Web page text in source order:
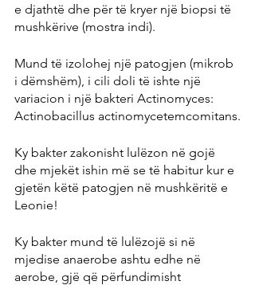
e djathtë dhe për të kryer një biopsi të
mushkërive (mostra indi).
Mund të izolohej një patogjen (mikrob
i dëmshëm), i cili doli të ishte një
variacion i një bakteri Actinomyces:
Actinobacillus actinomycetemcomitans.
Ky bakter zakonisht lulëzon në gojë
dhe mjekët ishin më se të habitur kur e
gjetën këtë patogjen në mushkëritë e
Leonie!
Ky bakter mund të lulëzojë si në
mjedise anaerobe ashtu edhe në
aerobe, gjë që përfundimisht